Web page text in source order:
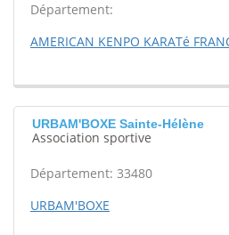
Département:
AMERICAN KENPO KARATé
URBAM'BOXE Sainte-Hélène
Association sportive
Département: 33480
URBAM'BOXE